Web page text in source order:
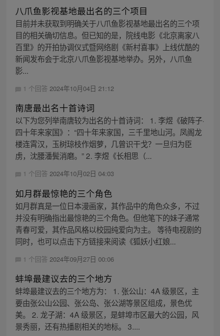
八爪鱼影视基地最出名的三个项目
目前并未获取到明确关于八爪鱼影视基地最出名的三个项
目的相关确切信息。但已知的是，院线电影《北京离家八
百里》的开拍协调仪式暨网络剧《新村喜事》上线优酷的
新闻发布会于北京八爪鱼影视基地举办。另外，八爪鱼
影...
1 个回答 2024年10月04日 21:12
南唐最出名十首诗词
以下为您列举南唐较为出名的十首诗词： 1. 李煜《破阵子·
四十年来家国》：“四十年来家国，三千里地山河。凤阁龙
楼连霄汉，玉树琼枝作烟萝，几曾识干戈？一旦归为臣
虏，沈腰潘鬓消磨。” 2. 李煜《长相思（...
1 个回答 2024年10月02日 04:03
如月群最惊艳的三个角色
如月群真是一位日本漫画家，其作品中的角色众多，不过
并没有明确指出最惊艳的三个角色。但他笔下的妹子通常
青春可爱，其作品风格以校园纯爱向为主。 等待电视剧的
同时，也可以点击下方链接来阅读《狐妖小红娘...
1 个回答 2024年09月27日 00:06
蚌埠最建议去的三个地方
蚌埠最建议去的三个地方为： 1. 张公山：4A 级景区，主
要由张公山公园、张公岛、张公湖等景区组成，景色优
美。 2. 龙子湖：4A 级景区，是蚌埠市区最大的公园，风
景秀丽，还有热播剧相关的地标。 3....